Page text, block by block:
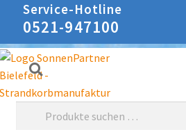
Service-Hotline
0521-947100
Zur
Navigation
springen
Zum
Inhalt
springen
Suchen